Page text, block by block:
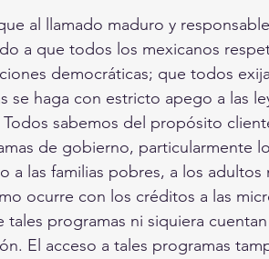
al llamado maduro y
a que todos los mexicanos
democráticas; que todos
se haga con estricto apego a las
sabemos del propósito
de gobierno, particularmente
a las familias pobres, a los adultos
ocurre con los créditos a las
tales programas ni siquiera
El acceso a tales programas